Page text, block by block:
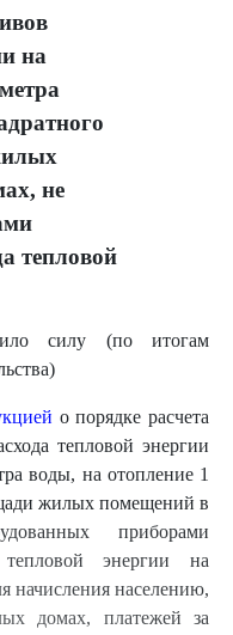
на
не
тепловой
силу (по итогам
о порядке расчета
тепловой энергии
воды, на отопление 1
жилых помещений в
приборами
энергии на
начисления населению,
домах, платежей за